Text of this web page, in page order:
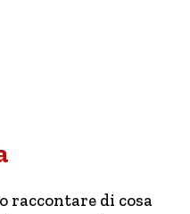
raccontare di cosa